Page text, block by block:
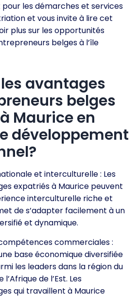
les démarches et services
et vous invite à lire cet
plus sur les opportunités
belges à l’île
avantages
belges
Maurice en
développement
et interculturelle : Les
expatriés à Maurice peuvent
interculturelle riche et
de s’adapter facilement à un
et dynamique.
commerciales :
base économique diversifiée
les leaders dans la région du
de l’Est. Les
qui travaillent à Maurice